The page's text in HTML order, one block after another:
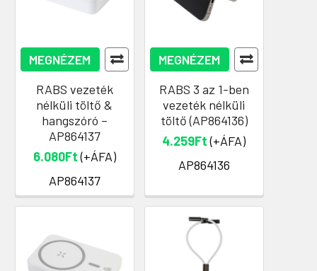
MEGNÉZEM
RABS vezeték
nélküli töltő &
hangszóró –
AP864137
6.080Ft(+ÁFA)
AP864137
MEGNÉZEM
RABS 3 az 1-ben
vezeték nélküli
töltő (AP864136)
4.259Ft(+ÁFA)
AP864136